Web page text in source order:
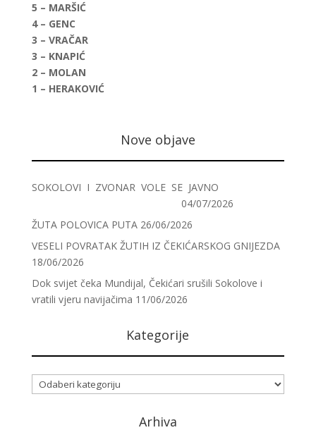
5 – MARŠIĆ
4 – GENC
3 – VRAČAR
3 – KNAPIĆ
2 – MOLAN
1 – HERAKOVIĆ
Nove objave
SOKOLOVI I ZVONAR VOLE SE JAVNO
04/07/2026
ŽUTA POLOVICA PUTA 26/06/2026
VESELI POVRATAK ŽUTIH IZ ČEKIĆARSKOG GNIJEZDA
18/06/2026
Dok svijet čeka Mundijal, Čekićari srušili Sokolove i
vratili vjeru navijačima 11/06/2026
Kategorije
Kategorije
Arhiva